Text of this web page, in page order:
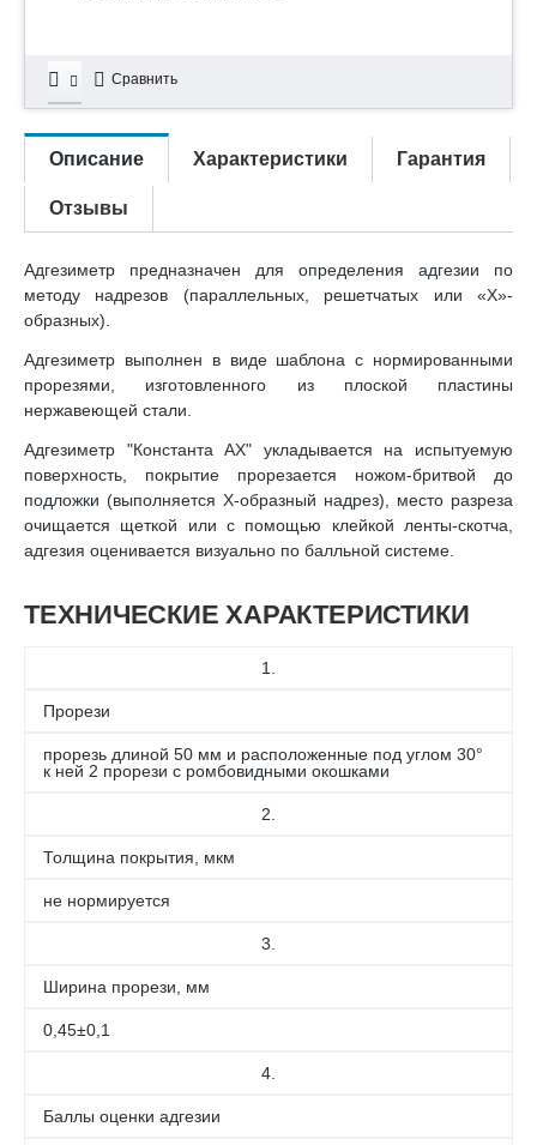
Сравнить
Описание Характеристики Гарантия
Отзывы
Адгезиметр предназначен для определения адгезии по
методу надрезов (параллельных, решетчатых или «Х»-
образных).
Адгезиметр выполнен в виде шаблона с нормированными
прорезями, изготовленного из плоской пластины
нержавеющей стали.
Адгезиметр "Константа АХ" укладывается на испытуемую
поверхность, покрытие прорезается ножом-бритвой до
подложки (выполняется Х-образный надрез), место разреза
очищается щеткой или с помощью клейкой ленты-скотча,
адгезия оценивается визуально по балльной системе.
ТЕХНИЧЕСКИЕ ХАРАКТЕРИСТИКИ
1.
Прорези
прорезь длиной 50 мм и расположенные под углом 30°
к ней 2 прорези с ромбовидными окошками
2.
Толщина покрытия, мкм
не нормируется
3.
Ширина прорези, мм
0,45±0,1
4.
Баллы оценки адгезии